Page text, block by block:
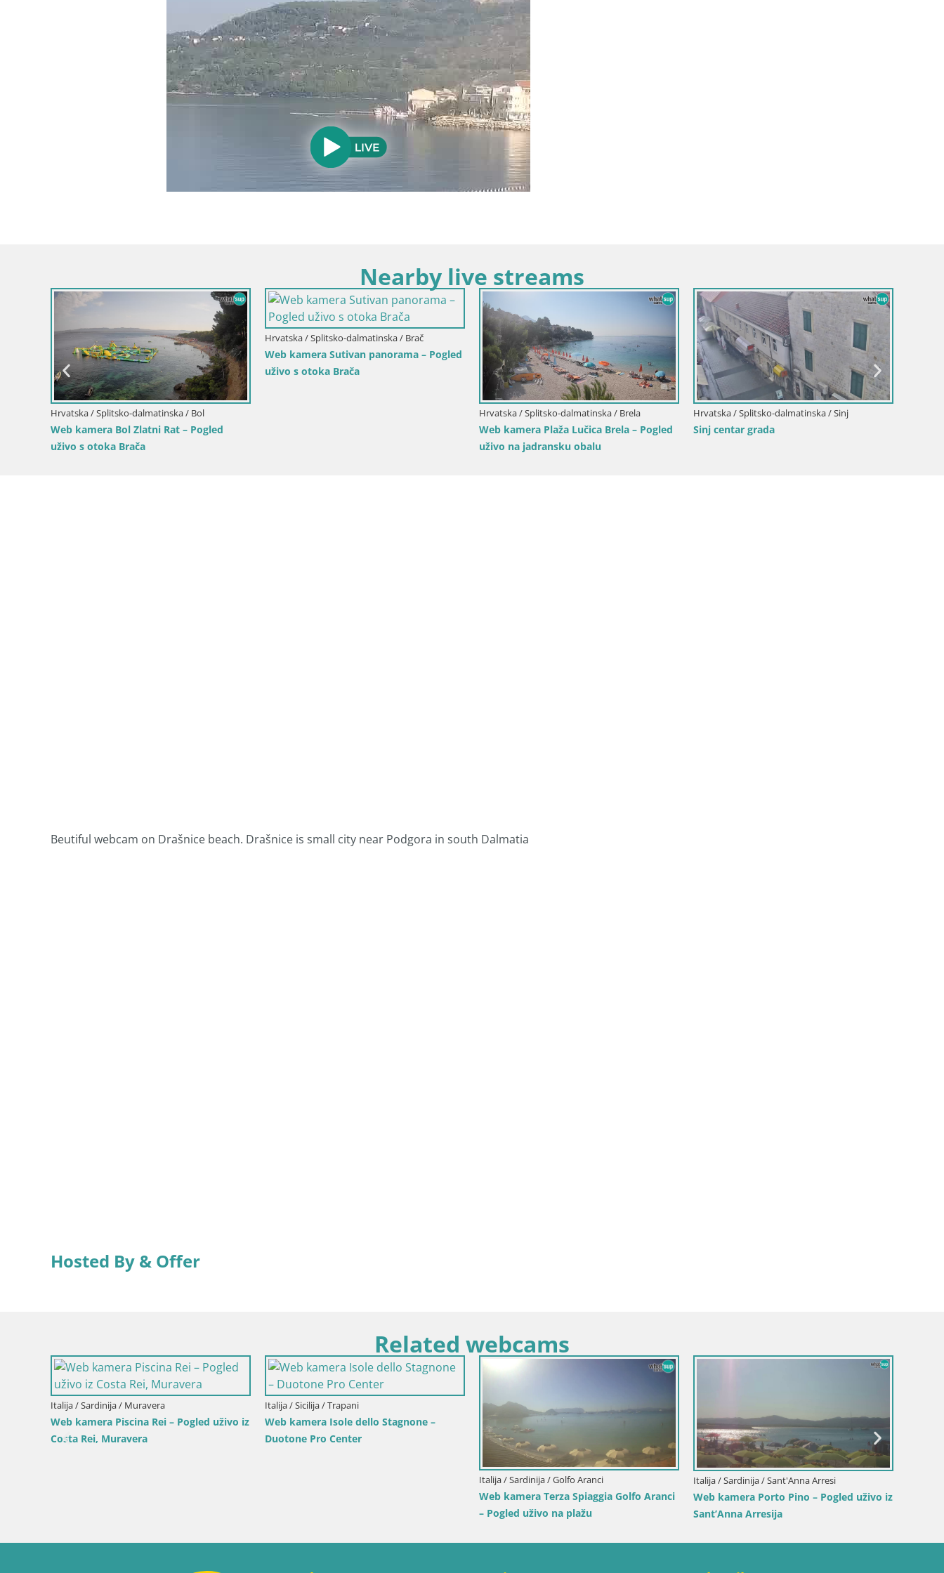
Nearby live streams
Hrvatska / Splitsko-dalmatinska / Bol
Web kamera Bol Zlatni Rat – Pogled
uživo s otoka Brača
Hrvatska / Splitsko-dalmatinska / Brač
Web kamera Sutivan panorama – Pogled
uživo s otoka Brača
Hrvatska / Splitsko-dalmatinska / Brela
Web kamera Plaža Lučica Brela – Pogled
uživo na jadransku obalu
Hrvatska / Splitsko-dalmatinska / Sinj
Sinj centar grada
Beutiful webcam on Drašnice beach. Drašnice is small city near Podgora in south Dalmatia
Hosted By & Offer
Related webcams
Italija / Sardinija / Muravera
Web kamera Piscina Rei – Pogled uživo iz
Costa Rei, Muravera
Italija / Sicilija / Trapani
Web kamera Isole dello Stagnone –
Duotone Pro Center
Italija / Sardinija / Golfo Aranci
Web kamera Terza Spiaggia Golfo Aranci
– Pogled uživo na plažu
Italija / Sardinija / Sant'Anna Arresi
Web kamera Porto Pino – Pogled uživo iz
Sant’Anna Arresija